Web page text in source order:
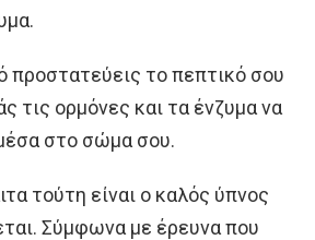
προστατεύεις το πεπτικό σου
τις ορμόνες και τα ένζυμα να
στο σώμα σου.
τούτη είναι ο καλός ύπνος
Σύμφωνα με έρευνα που